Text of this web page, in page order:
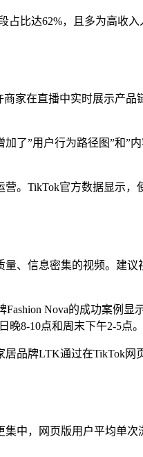
比达62%，且多为高收
家在直播中实时展示产
”用户行为路径图”和”
。TikTok官方数据显示
、信息密集的视频。建
Nova的成功案例显
8-10点和周末下午2-5点。
品牌LTK通过在TikTok网
中，网页版用户平均单